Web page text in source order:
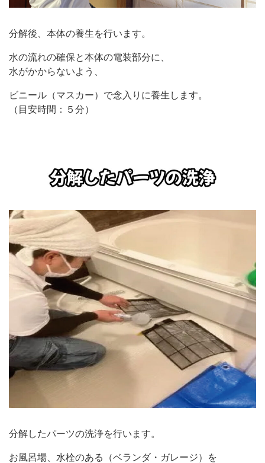
分解後、本体の養生を行います。
水の流れの確保と本体の電装部分に、
水がかからないよう、
ビニール（マスカー）で念入りに養生します。
（目安時間：５分）
分解したパーツの洗浄を行います。
お風呂場、水栓のある（ベランダ・ガレージ）を